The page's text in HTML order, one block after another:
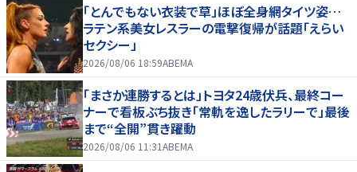
「とんでもない衣装で草」ほぼ全身網タイツ姿…
ラテン系美女レスラーの電撃復帰が話題「えらい
セクシー」
2026/08/06 18:59ABEMA
「まさか連勝するとは」トヨタ24歳伏兵、最終コー
ナーで看板ぶち抜き「常軌を逸したラリーで」最後
まで“全開”貫き躍動
2026/08/06 11:31ABEMA